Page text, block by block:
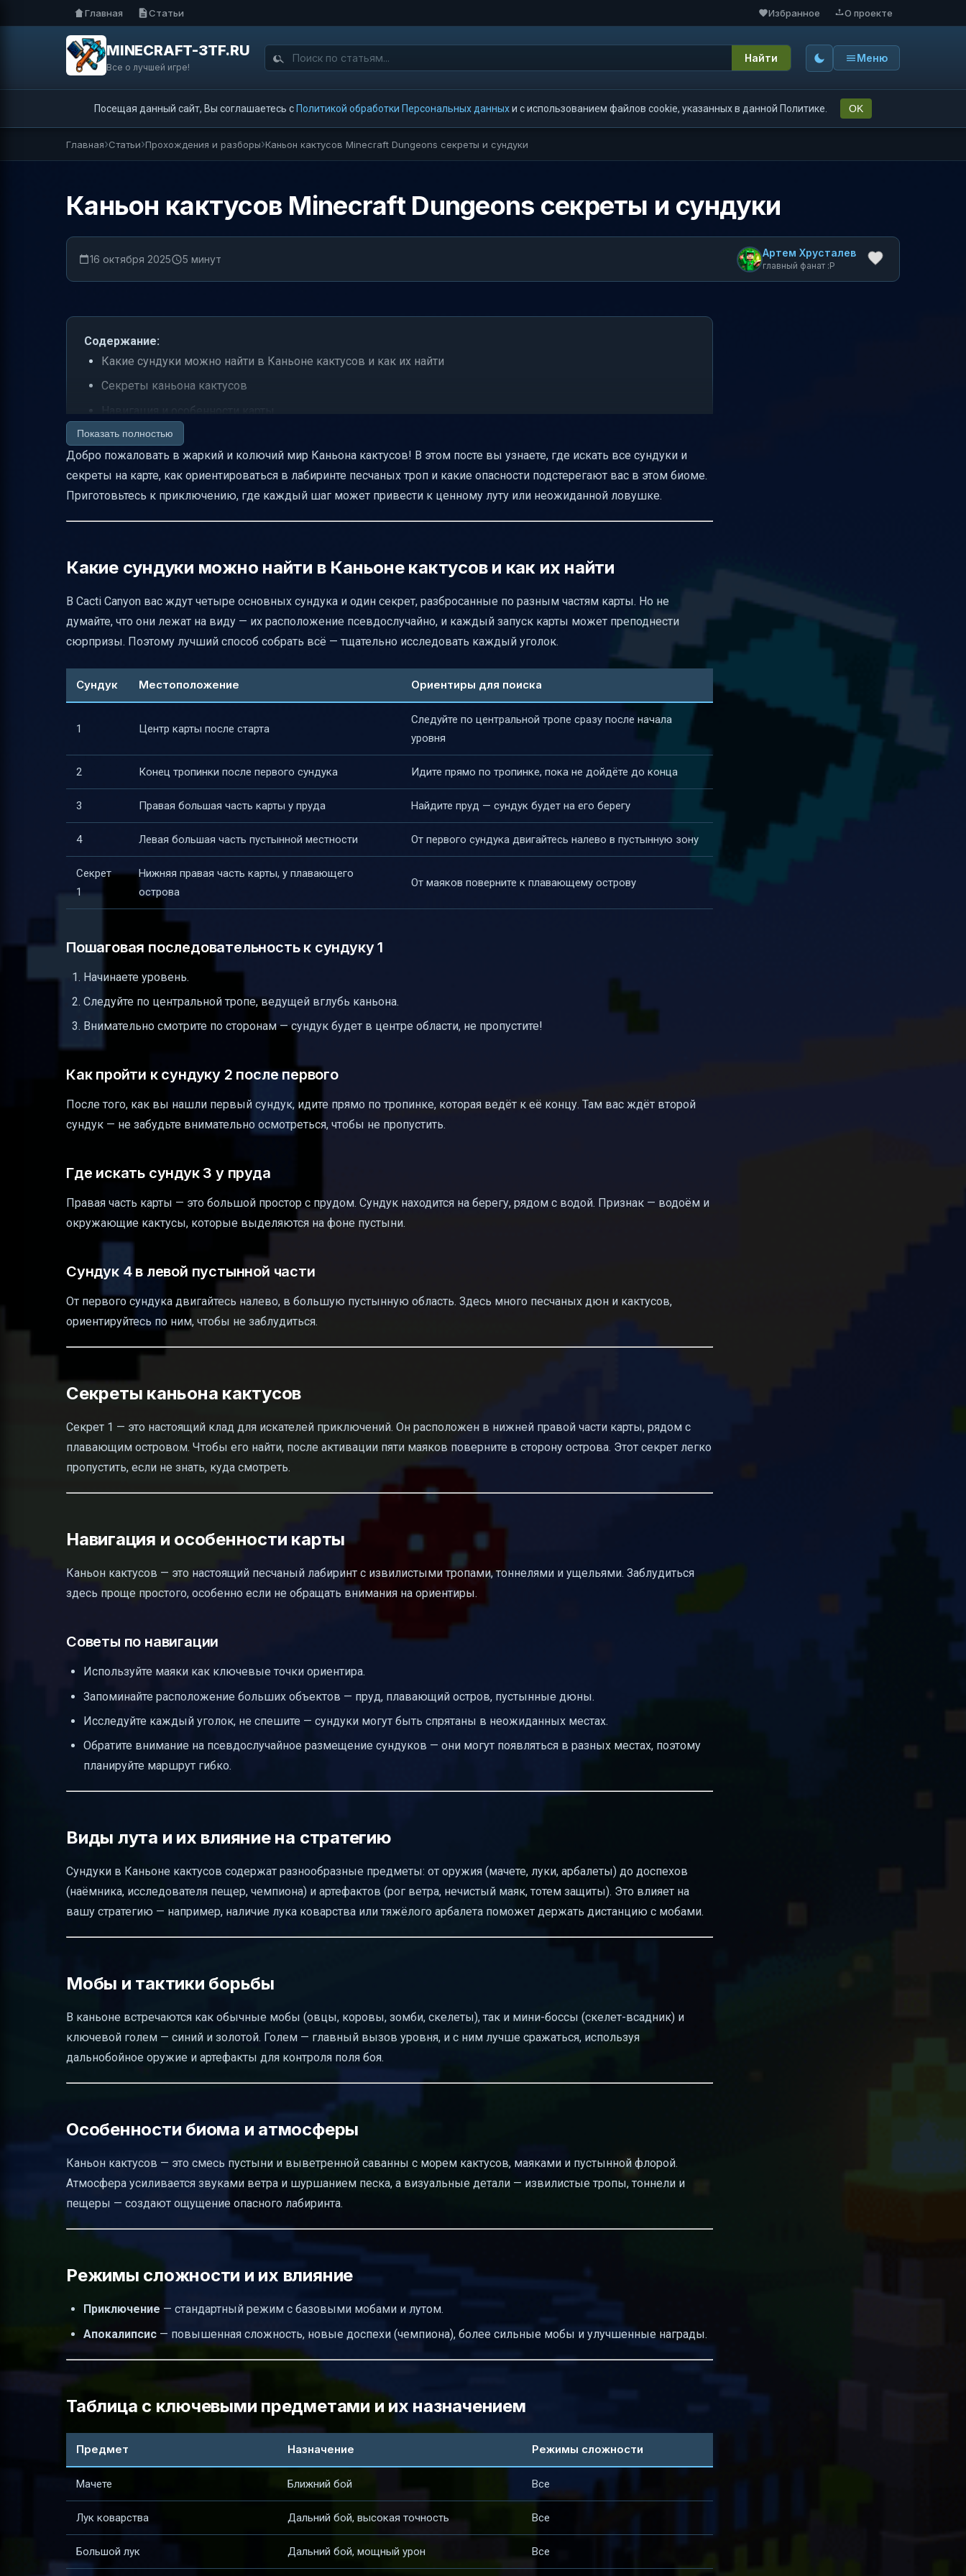
Главная Статьи Избранное О проекте
MINECRAFT-3TF.RU
Все о лучшей игре!
Найти Меню
Посещая данный сайт, Вы соглашаетесь с Политикой обработки Персональных данныхи с использованием файлов cookie, указанных в данной Политике. OK
Главная Статьи Прохождения и разборы Каньон кактусов Minecraft Dungeons секреты и сундуки
Каньон кактусов Minecraft Dungeons секреты и сундуки
16 октября 2025 5 минут Артем Хрусталев
главный фанат :P
Содержание:
Какие сундуки можно найти в Каньоне кактусов и как их найти
Секреты каньона кактусов
Навигация и особенности карты
Виды лута и их влияние на стратегию
Мобы и тактики борьбы
Особенности биома и атмосферы
Практические советы по выживанию
Заключение
Показать полностью
Добро пожаловать в жаркий и колючий мир Каньона кактусов! В этом посте вы узнаете, где искать все сундуки и
секреты на карте, как ориентироваться в лабиринте песчаных троп и какие опасности подстерегают вас в этом биоме.
Приготовьтесь к приключению, где каждый шаг может привести к ценному луту или неожиданной ловушке.
Какие сундуки можно найти в Каньоне кактусов и как их найти
В Cacti Canyon вас ждут четыре основных сундука и один секрет, разбросанные по разным частям карты. Но не
думайте, что они лежат на виду — их расположение псевдослучайно, и каждый запуск карты может преподнести
сюрпризы. Поэтому лучший способ собрать всё — тщательно исследовать каждый уголок.
Сундук Местоположение Ориентиры для поиска
1 Центр карты после старта
Следуйте по центральной тропе сразу после начала
уровня
2 Конец тропинки после первого сундука Идите прямо по тропинке, пока не дойдёте до конца
3 Правая большая часть карты у пруда Найдите пруд — сундук будет на его берегу
4 Левая большая часть пустынной местности От первого сундука двигайтесь налево в пустынную зону
Секрет
1
Нижняя правая часть карты, у плавающего
острова
От маяков поверните к плавающему острову
Пошаговая последовательность к сундуку 1
Начинаете уровень.
Следуйте по центральной тропе, ведущей вглубь каньона.
Внимательно смотрите по сторонам — сундук будет в центре области, не пропустите!
Как пройти к сундуку 2 после первого
После того, как вы нашли первый сундук, идите прямо по тропинке, которая ведёт к её концу. Там вас ждёт второй
сундук — не забудьте внимательно осмотреться, чтобы не пропустить.
Где искать сундук 3 у пруда
Правая часть карты — это большой простор с прудом. Сундук находится на берегу, рядом с водой. Признак — водоём и
окружающие кактусы, которые выделяются на фоне пустыни.
Сундук 4 в левой пустынной части
От первого сундука двигайтесь налево, в большую пустынную область. Здесь много песчаных дюн и кактусов,
ориентируйтесь по ним, чтобы не заблудиться.
Секреты каньона кактусов
Секрет 1 — это настоящий клад для искателей приключений. Он расположен в нижней правой части карты, рядом с
плавающим островом. Чтобы его найти, после активации пяти маяков поверните в сторону острова. Этот секрет легко
пропустить, если не знать, куда смотреть.
Навигация и особенности карты
Каньон кактусов — это настоящий песчаный лабиринт с извилистыми тропами, тоннелями и ущельями. Заблудиться
здесь проще простого, особенно если не обращать внимания на ориентиры.
Советы по навигации
Используйте маяки как ключевые точки ориентира.
Запоминайте расположение больших объектов — пруд, плавающий остров, пустынные дюны.
Исследуйте каждый уголок, не спешите — сундуки могут быть спрятаны в неожиданных местах.
Обратите внимание на псевдослучайное размещение сундуков — они могут появляться в разных местах, поэтому
планируйте маршрут гибко.
Виды лута и их влияние на стратегию
Сундуки в Каньоне кактусов содержат разнообразные предметы: от оружия (мачете, луки, арбалеты) до доспехов
(наёмника, исследователя пещер, чемпиона) и артефактов (рог ветра, нечистый маяк, тотем защиты). Это влияет на
вашу стратегию — например, наличие лука коварства или тяжёлого арбалета поможет держать дистанцию с мобами.
Мобы и тактики борьбы
В каньоне встречаются как обычные мобы (овцы, коровы, зомби, скелеты), так и мини-боссы (скелет-всадник) и
ключевой голем — синий и золотой. Голем — главный вызов уровня, и с ним лучше сражаться, используя
дальнобойное оружие и артефакты для контроля поля боя.
Особенности биома и атмосферы
Каньон кактусов — это смесь пустыни и выветренной саванны с морем кактусов, маяками и пустынной флорой.
Атмосфера усиливается звуками ветра и шуршанием песка, а визуальные детали — извилистые тропы, тоннели и
пещеры — создают ощущение опасного лабиринта.
Режимы сложности и их влияние
Приключение — стандартный режим с базовыми мобами и лутом.
Апокалипсис — повышенная сложность, новые доспехи (чемпиона), более сильные мобы и улучшенные награды.
Таблица с ключевыми предметами и их назначением
Предмет Назначение Режимы сложности
Мачете Ближний бой Все
Лук коварства Дальний бой, высокая точность Все
Большой лук Дальний бой, мощный урон Все